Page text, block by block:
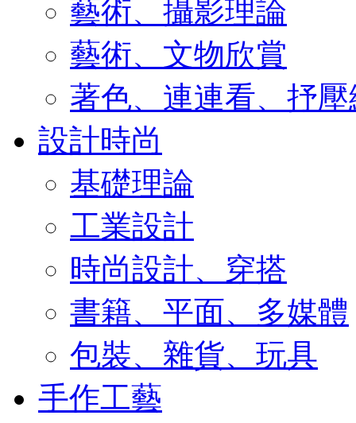
藝術、攝影理論
藝術、文物欣賞
著色、連連看、抒
設計時尚
基礎理論
工業設計
時尚設計、穿搭
書籍、平面、多媒體
包裝、雜貨、玩具
手作工藝